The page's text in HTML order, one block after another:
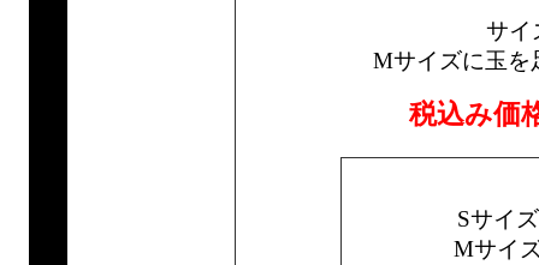
サイ
Mサイズに玉を
税込み価
Sサイ
Mサイ